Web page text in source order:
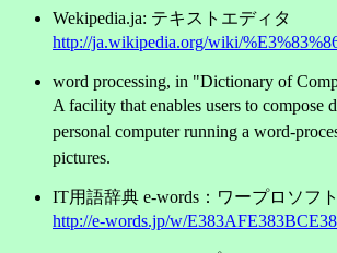
Wekipedia.ja: テキストエディタ
http://ja.wikipedia.org/wiki/
word processing, in "Dictionary of
A facility that enables users to
personal computer running a word-
pictures.
IT用語辞典 e-words：ワープロソフ
http://e-words.jp/w/